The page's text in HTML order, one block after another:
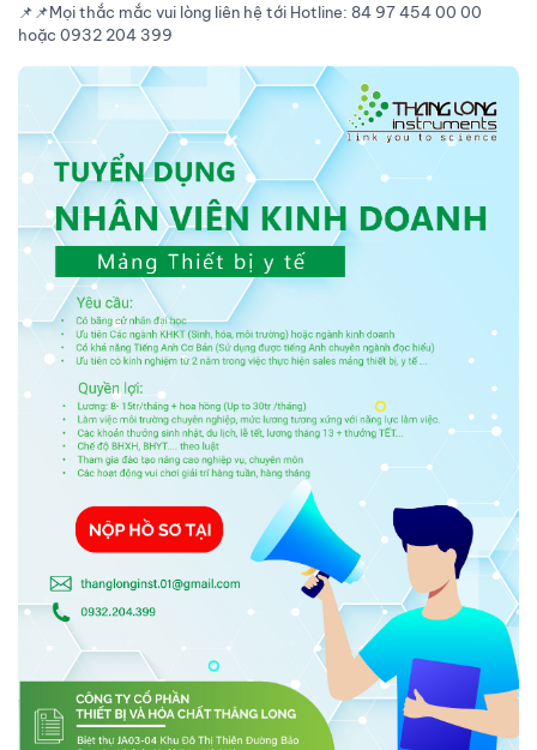
📌📌Mọi thắc mắc vui lòng liên hệ tới Hotline: 84 97 454 00 00
hoặc 0932 204 399